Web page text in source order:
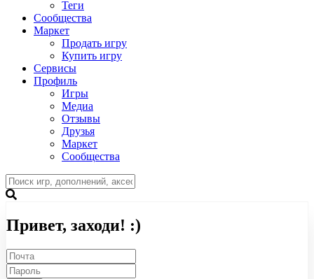
Теги
Сообщества
Маркет
Продать игру
Купить игру
Сервисы
Профиль
Игры
Медиа
Отзывы
Друзья
Маркет
Сообщества
Привет, заходи! :)